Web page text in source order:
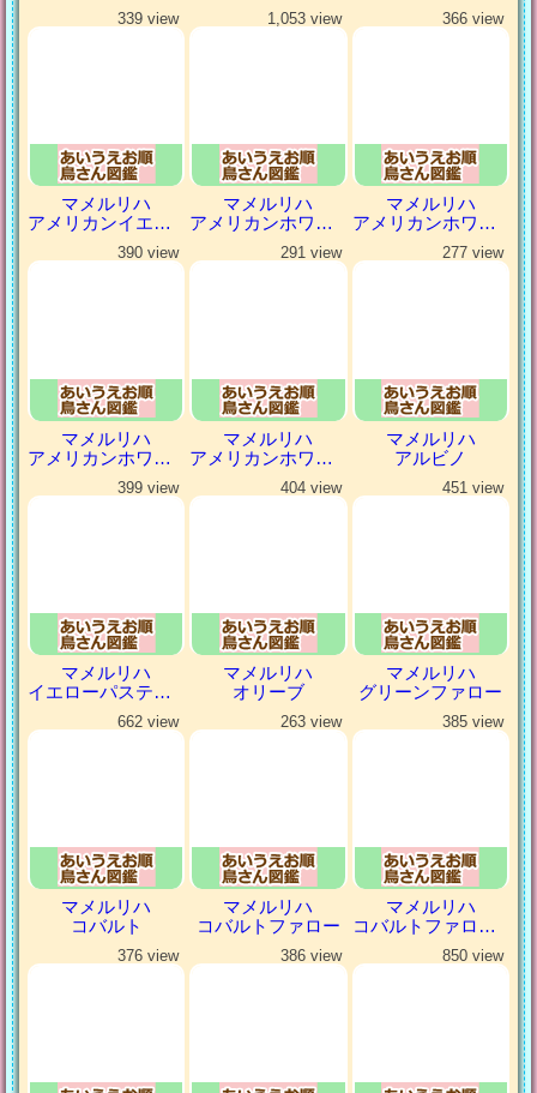
339 view
マメルリハ
アメリカンイエローヘビーパイドファロー
1,053 view
マメルリハ
アメリカンホワイト
366 view
マメルリハ
アメリカンホワイトパイド
390 view
マメルリハ
アメリカンホワイトパイドファロー
291 view
マメルリハ
アメリカンホワイトファロー
277 view
マメルリハ
アルビノ
399 view
マメルリハ
イエローパステルミスティ
404 view
マメルリハ
オリーブ
451 view
マメルリハ
グリーンファロー
662 view
マメルリハ
コバルト
263 view
マメルリハ
コバルトファロー
385 view
マメルリハ
コバルトファローパイド
376 view 386 view 850 view